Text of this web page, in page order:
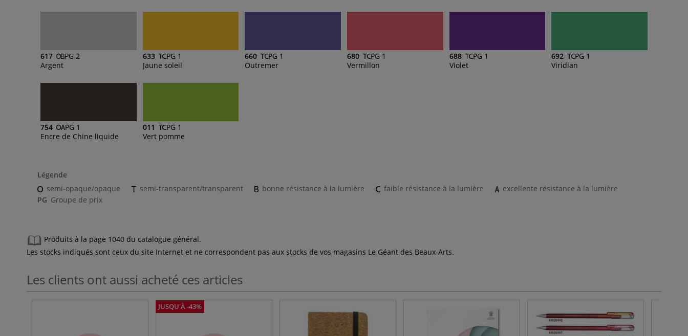
617
PG 2
Argent
633
PG 1
Jaune soleil
660
PG 1
Outremer
680
PG 1
Vermillon
688
PG 1
Violet
692
PG 1
Viridian
754
PG 1
Encre de Chine liquide
011
PG 1
Vert pomme
Légende
semi-opaque/opaque
semi-transparent/transparent bonne résistance à la lumière faible résistance à la lumière
excellente résistance à la lumière
PG Groupe de prix
Produits à la page 1040 du catalogue général.
Les stocks indiqués sont ceux du site Internet et ne correspondent pas aux stocks de vos magasins Le Géant des Beaux-Arts.
Les clients ont aussi acheté ces articles
JUSQU'À -43%